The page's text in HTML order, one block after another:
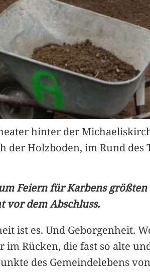
hinter der
der Holzboden, im Rund des
Feiern für Karbens
vor dem Abschluss.
ist es. Und Geborgenheit.
Rücken, die fast so alte
des Gemeindelebens